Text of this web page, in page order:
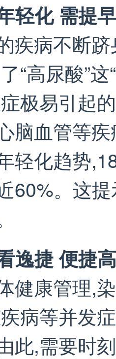
轻化 需提
疾病不断
“高尿酸”
极易引起
脑血管等
轻化趋势
60%。这
逸捷 便捷
健康管理,
病等并发
此,需要时